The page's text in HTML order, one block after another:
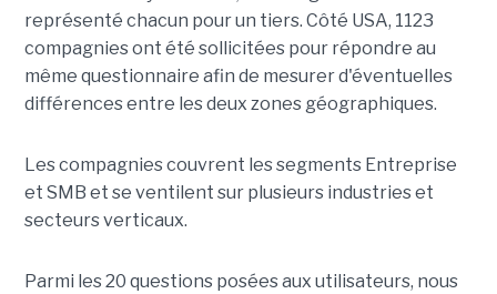
représenté chacun pour un tiers. Côté USA, 1123
compagnies ont été sollicitées pour répondre au
même questionnaire afin de mesurer d'éventuelles
différences entre les deux zones géographiques.
Les compagnies couvrent les segments Entreprise
et SMB et se ventilent sur plusieurs industries et
secteurs verticaux.
Parmi les 20 questions posées aux utilisateurs, nous